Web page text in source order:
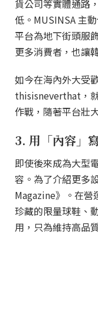
貨公司等實體通路
低。MUSINSA 主
平台為地下街頭服
更多消費者，也讓
如今在海內外大受
thisisneverthat，
作戰，隨著平台壯
3. 用「內容」
即使後來成為大型
容。為了介紹更多
Magazine》。在
珍藏的限量球鞋、
用，只為維持高品